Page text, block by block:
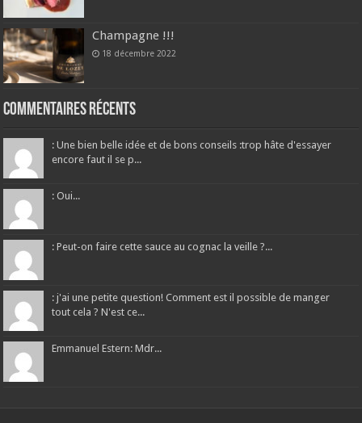
Champagne !!!
18 décembre 2022
Commentaires récents
: Une bien belle idée et de bons conseils :trop hâte d'essayer
encore faut il se p...
: Oui...
: Peut-on faire cette sauce au cognac la veille ?...
: j'ai une petite question! Comment est il possible de manger
tout cela ? N'est ce...
Emmanuel Estern: Mdr...